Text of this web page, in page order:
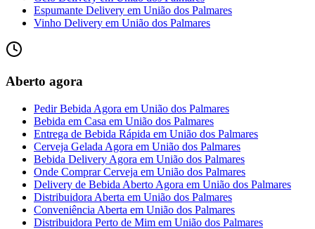
Espumante Delivery em União dos Palmares
Vinho Delivery em União dos Palmares
Aberto agora
Pedir Bebida Agora em União dos Palmares
Bebida em Casa em União dos Palmares
Entrega de Bebida Rápida em União dos Palmares
Cerveja Gelada Agora em União dos Palmares
Bebida Delivery Agora em União dos Palmares
Onde Comprar Cerveja em União dos Palmares
Delivery de Bebida Aberto Agora em União dos Palmares
Distribuidora Aberta em União dos Palmares
Conveniência Aberta em União dos Palmares
Distribuidora Perto de Mim em União dos Palmares